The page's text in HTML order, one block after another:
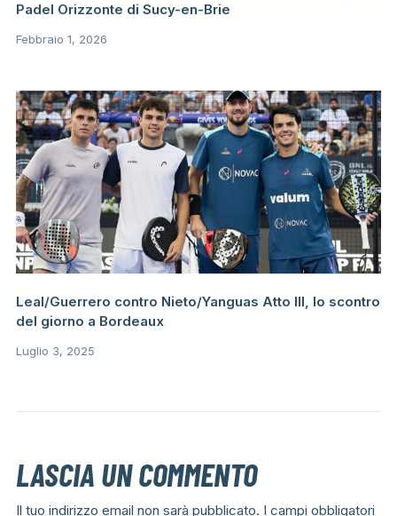
Padel Orizzonte di Sucy-en-Brie
Febbraio 1, 2026
Leal/Guerrero contro Nieto/Yanguas Atto III, lo scontro
del giorno a Bordeaux
Luglio 3, 2025
LASCIA UN COMMENTO
Il tuo indirizzo email non sarà pubblicato. I campi obbligatori